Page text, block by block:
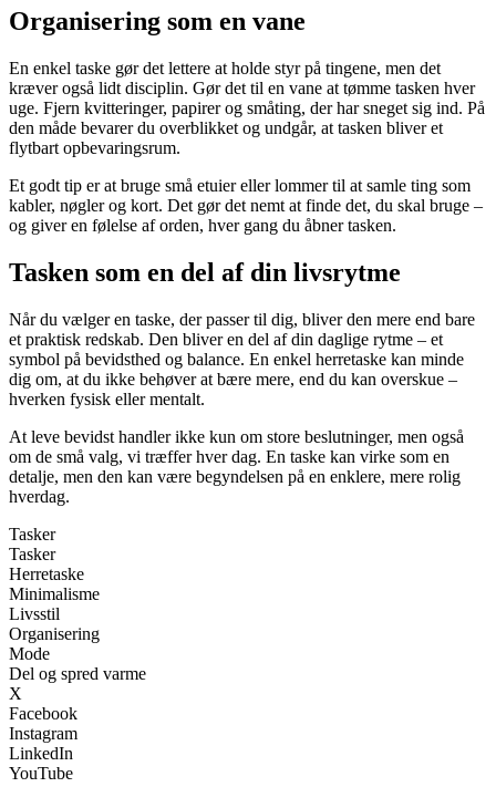
Organisering som en vane
En enkel taske gør det lettere at holde styr på tingene, men det
kræver også lidt disciplin. Gør det til en vane at tømme tasken hver
uge. Fjern kvitteringer, papirer og småting, der har sneget sig ind. På
den måde bevarer du overblikket og undgår, at tasken bliver et
flytbart opbevaringsrum.
Et godt tip er at bruge små etuier eller lommer til at samle ting som
kabler, nøgler og kort. Det gør det nemt at finde det, du skal bruge –
og giver en følelse af orden, hver gang du åbner tasken.
Tasken som en del af din livsrytme
Når du vælger en taske, der passer til dig, bliver den mere end bare
et praktisk redskab. Den bliver en del af din daglige rytme – et
symbol på bevidsthed og balance. En enkel herretaske kan minde
dig om, at du ikke behøver at bære mere, end du kan overskue –
hverken fysisk eller mentalt.
At leve bevidst handler ikke kun om store beslutninger, men også
om de små valg, vi træffer hver dag. En taske kan virke som en
detalje, men den kan være begyndelsen på en enklere, mere rolig
hverdag.
Tasker
Tasker
Herretaske
Minimalisme
Livsstil
Organisering
Mode
Del og spred varme
X
Facebook
Instagram
LinkedIn
YouTube